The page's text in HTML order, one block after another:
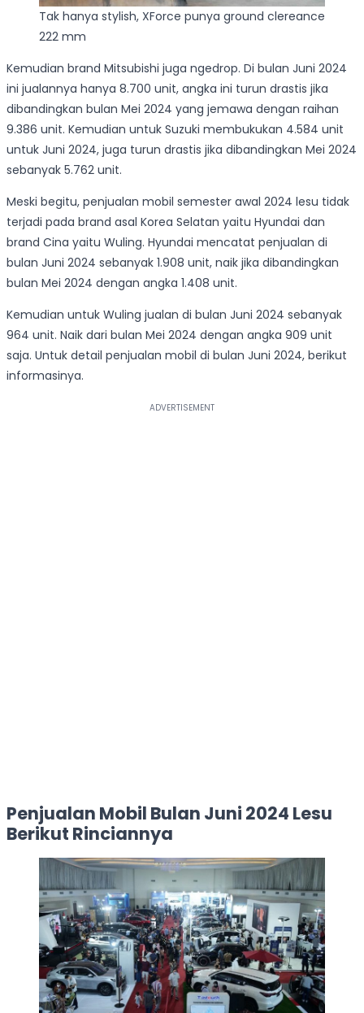
Tak hanya stylish, XForce punya ground clereance
222 mm
Kemudian brand Mitsubishi juga ngedrop. Di bulan Juni 2024
ini jualannya hanya 8.700 unit, angka ini turun drastis jika
dibandingkan bulan Mei 2024 yang jemawa dengan raihan
9.386 unit. Kemudian untuk Suzuki membukukan 4.584 unit
untuk Juni 2024, juga turun drastis jika dibandingkan Mei 2024
sebanyak 5.762 unit.
Meski begitu, penjualan mobil semester awal 2024 lesu tidak
terjadi pada brand asal Korea Selatan yaitu Hyundai dan
brand Cina yaitu Wuling. Hyundai mencatat penjualan di
bulan Juni 2024 sebanyak 1.908 unit, naik jika dibandingkan
bulan Mei 2024 dengan angka 1.408 unit.
Kemudian untuk Wuling jualan di bulan Juni 2024 sebanyak
964 unit. Naik dari bulan Mei 2024 dengan angka 909 unit
saja. Untuk detail penjualan mobil di bulan Juni 2024, berikut
informasinya.
Penjualan Mobil Bulan Juni 2024 Lesu
Berikut Rinciannya